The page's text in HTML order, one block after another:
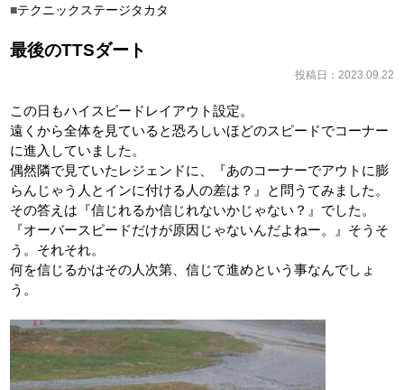
テクニックステージタカタ
最後のTTSダート
投稿日：2023.09.22
この日もハイスピードレイアウト設定。
遠くから全体を見ていると恐ろしいほどのスピードでコーナー
に進入していました。
偶然隣で見ていたレジェンドに、『あのコーナーでアウトに膨
らんじゃう人とインに付ける人の差は？』と問うてみました。
その答えは『信じれるか信じれないかじゃない？』でした。
『オーバースピードだけが原因じゃないんだよねー。』そうそ
う。それそれ。
何を信じるかはその人次第、信じて進めという事なんでしょ
う。